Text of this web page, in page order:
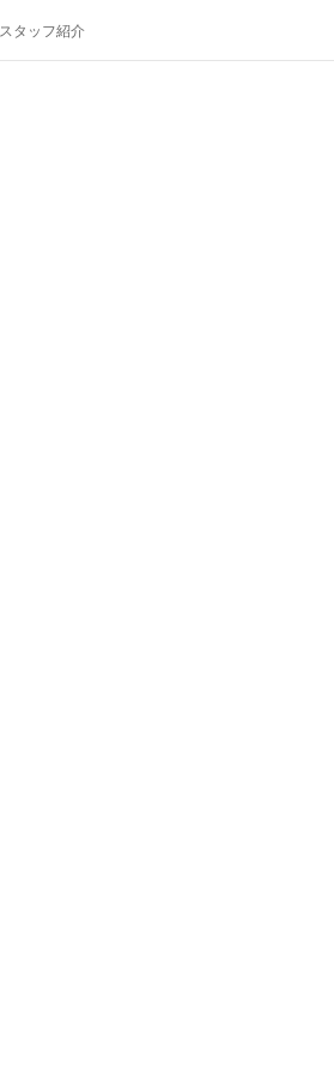
スタッフ紹介